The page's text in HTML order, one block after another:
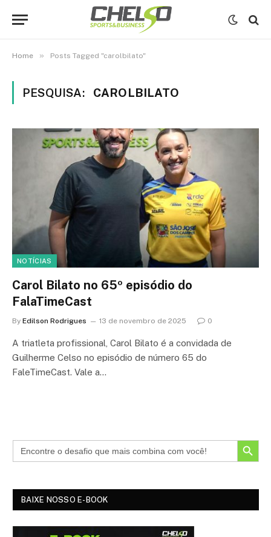
Home » Posts Tagged "carolbilato"
PESQUISA: CAROLBILATO
NOTÍCIAS
Carol Bilato no 65º episódio do
FalaTimeCast
By Edilson Rodrigues 13 de novembro de 2025 0
A triatleta profissional, Carol Bilato é a convidada de
Guilherme Celso no episódio de número 65 do
FaleTimeCast. Vale a…
SEARCH BUTTON
BAIXE NOSSO E-BOOK